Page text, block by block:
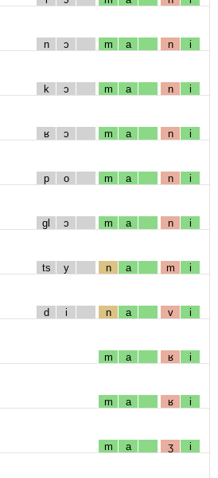
n ɔ m a n i
k ɔ m a n i
ʁ ɔ m a n i
p o m a n i
gl ɔ m a n i
ts y n a m i
d i n a v i
m a ʁ i
m a ʁ i
m a ʒ i